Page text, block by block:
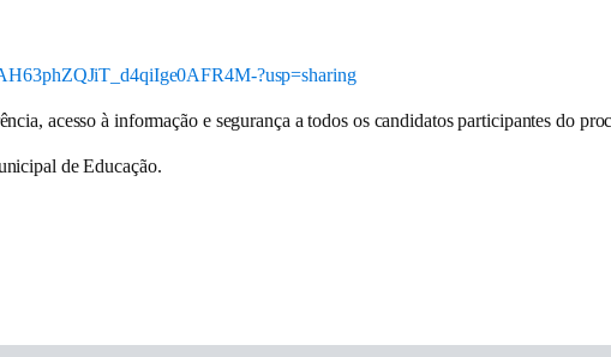
?usp=sharing
acesso à informação e segurança a todos os candidatos participantes do
de Educação.